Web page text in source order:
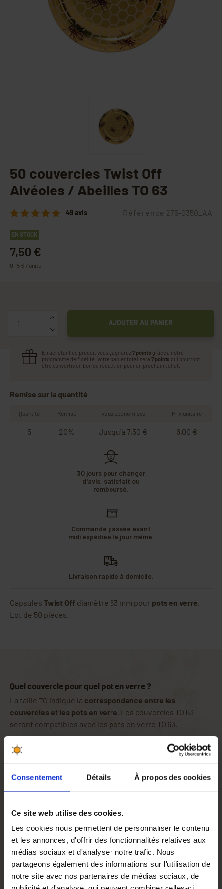
Consentement Détails À propos des cookies
Ce site web utilise des cookies.
Les cookies nous permettent de personnaliser le contenu
et les annonces, d'offrir des fonctionnalités relatives aux
médias sociaux et d'analyser notre trafic. Nous
partageons également des informations sur l'utilisation de
notre site avec nos partenaires de médias sociaux, de
50 couvercles Twist Off
Alvéoles / Abeilles TO 63
49 avis Référence 275-0350_AA
EN STOCK
7,50 €
0,15 € / unité
AJOUTER AU PANIER
En achetant ce produit vous gagnerez 7 points grâce à notre
programme de fidélité. Votre panier totalisera 7 points qui pourront
être convertis en bon de réduction pour un prochain achat.
Remise sur la quantité
Quantité Remise Vous économisez Prix unitaire
5 20% Jusqu'à 7,50 € 6,00 €
30 jours pour changer
d'avis, satisfait ou
remboursé.
Commande passée avant
midi expédiée le jour même.
Livraison rapide à domicile.
Capsules Twist Off diamètre 63 mm pour pots en verre.
Lot de 50 pièces.
Quel couvercle pour quel pot en verre ?
La taille TO indique la correspondance entre les
couvercles et les pots en verre. Les couvercles TO 63
seront compatibles avec les pots en verre TO 63.
mesurer le diamètre intérieur de votre couvercle (une
mesurer le diamètre extérieur (avec filetage) de
Modèle Alvéoles / Abeilles